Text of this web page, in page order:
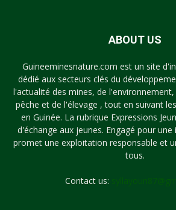
ABOUT US
Guineeminesnature.com est un site
dédié aux secteurs clés du
l'actualité des mines, de
pêche et de l'élevage , tout en suivant
en Guinée. La rubrique Expressions
d'échange aux jeunes. Engagé pour
promet une exploitation responsable et
tous.
Contact us: